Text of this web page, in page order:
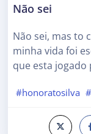
Não sei
Não sei, mas to
minha vida foi
que esta jogado
#honoratosilva